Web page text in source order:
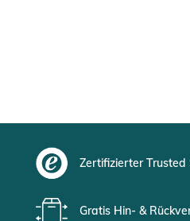
Zertifizierter Trusted
Gratis Hin- &